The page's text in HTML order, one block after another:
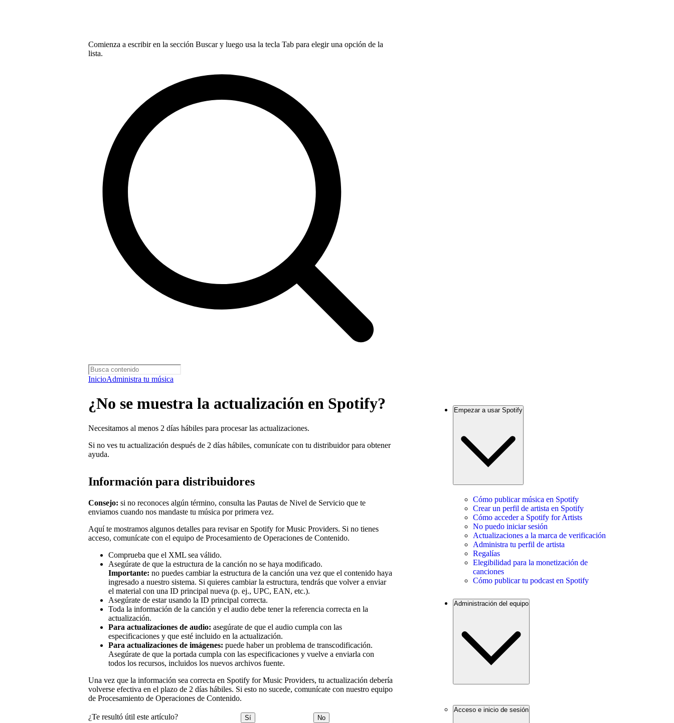
Comienza a escribir en la sección Buscar y luego usa la tecla Tab para elegir una opción de la
lista.
InicioAdministra tu música
¿No se muestra la actualización en Spotify?
Necesitamos al menos 2 días hábiles para procesar las actualizaciones.
Si no ves tu actualización después de 2 días hábiles, comunícate con tu distribuidor para obtener
ayuda.
Información para distribuidores
Consejo: si no reconoces algún término, consulta las Pautas de Nivel de Servicio que te
enviamos cuando nos mandaste tu música por primera vez.
Aquí te mostramos algunos detalles para revisar en Spotify for Music Providers. Si no tienes
acceso, comunícate con el equipo de Procesamiento de Operaciones de Contenido.
Comprueba que el XML sea válido.
Asegúrate de que la estructura de la canción no se haya modificado.
Importante: no puedes cambiar la estructura de la canción una vez que el contenido haya
ingresado a nuestro sistema. Si quieres cambiar la estructura, tendrás que volver a enviar
el material con una ID principal nueva (p. ej., UPC, EAN, etc.).
Asegúrate de estar usando la ID principal correcta.
Toda la información de la canción y el audio debe tener la referencia correcta en la
actualización.
Para actualizaciones de audio: asegúrate de que el audio cumpla con las
especificaciones y que esté incluido en la actualización.
Para actualizaciones de imágenes: puede haber un problema de transcodificación.
Asegúrate de que la portada cumpla con las especificaciones y vuelve a enviarla con
todos los recursos, incluidos los nuevos archivos fuente.
Una vez que la información sea correcta en Spotify for Music Providers, tu actualización debería
volverse efectiva en el plazo de 2 días hábiles. Si esto no sucede, comunícate con nuestro equipo
de Procesamiento de Operaciones de Contenido.
¿Te resultó útil este artículo? Sí No
Empezar a usar Spotify
Cómo publicar música en Spotify
Crear un perfil de artista en Spotify
Cómo acceder a Spotify for Artists
No puedo iniciar sesión
Actualizaciones a la marca de verificación
Administra tu perfil de artista
Regalías
Elegibilidad para la monetización de
canciones
Cómo publicar tu podcast en Spotify
Administración del equipo
Acceso e inicio de sesión